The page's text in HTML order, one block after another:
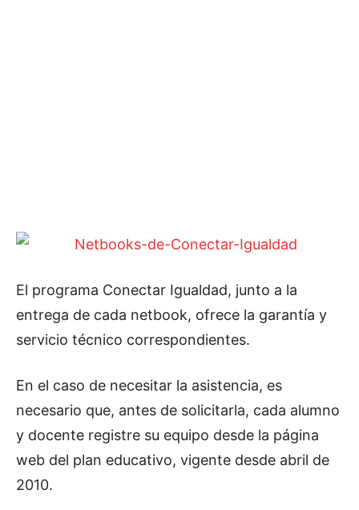
El programa Conectar Igualdad, junto a la
entrega de cada netbook, ofrece la garantía y
servicio técnico correspondientes.
En el caso de necesitar la asistencia, es
necesario que, antes de solicitarla, cada alumno
y docente registre su equipo desde la página
web del plan educativo, vigente desde abril de
2010.